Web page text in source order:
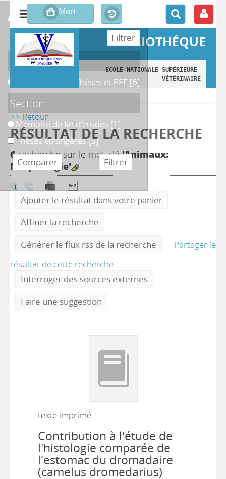
BIBLIOTHÉQUE
ECOLE NATIONALE SUPÉRIEURE
VÉTÉRINAIRE
>> Retour
RÉSULTAT DE LA RECHERCHE
6recherche sur le mot-clé'Animaux:
Morphologie'
Ajouter le résultat dans votre panier
Affiner la recherche
Générer le flux rss de la recherche
Partager le
résultat de cette recherche
Interroger des sources externes
Faire une suggestion
texte imprimé
Contribution à l'étude de
l'histologie comparée de
l'estomac du dromadaire
(camelus dromedarius)
affiner ou comparer
Localisation
B. Magasin des Thèses et PFE
B. Magasin des Thèses et PFE [6]
Section
Memoire de fin d'études
Memoire de fin d'études [1]
Thèses étrangères
Thèses étrangères[5]